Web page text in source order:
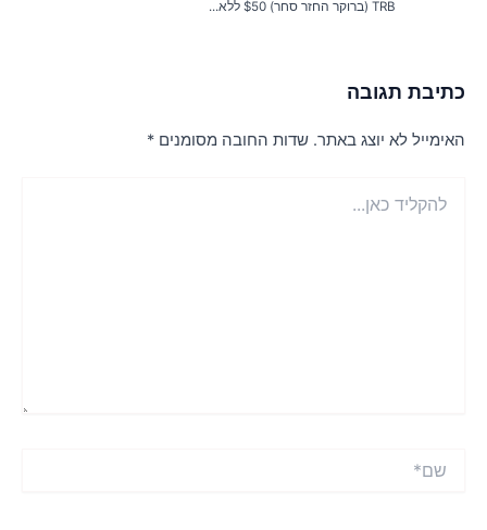
תגובה
לא יוצג באתר. שדות החובה מסומנים*